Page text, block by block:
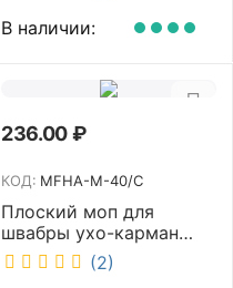
В наличии:
236.00₽
КОД: MFHA-M-40/C
Плоский моп для
швабры ухо-карман
белый 40 см NV MFHA-
M-40/C
(2)